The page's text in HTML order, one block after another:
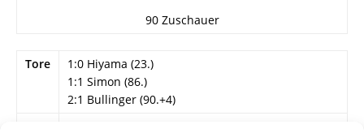
90 Zuschauer
Tore
1:0 Hiyama (23.)
1:1 Simon (86.)
2:1 Bullinger (90.+4)